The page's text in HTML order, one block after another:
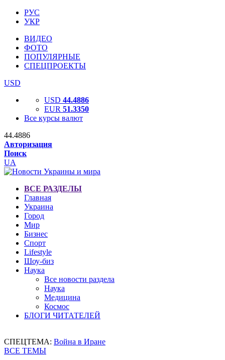
РУС
УКР
ВИДЕО
ФОТО
ПОПУЛЯРНЫЕ
СПЕЦПРОЕКТЫ
USD
USD 44.4886
EUR 51.3350
Все курсы валют
44.4886
Авторизация
Поиск
UA
ВСЕ РАЗДЕЛЫ
Главная
Украина
Город
Мир
Бизнес
Спорт
Lifestyle
Шоу-биз
Наука
Все новости раздела
Наука
Медицина
Космос
БЛОГИ ЧИТАТЕЛЕЙ
СПЕЦТЕМА: Война в Иране
ВСЕ ТЕМЫ